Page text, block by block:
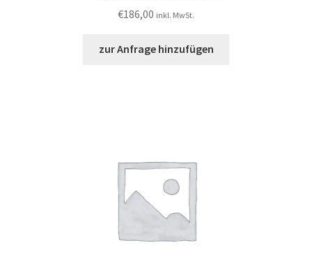
€186,00 inkl. MwSt.
zur Anfrage hinzufügen